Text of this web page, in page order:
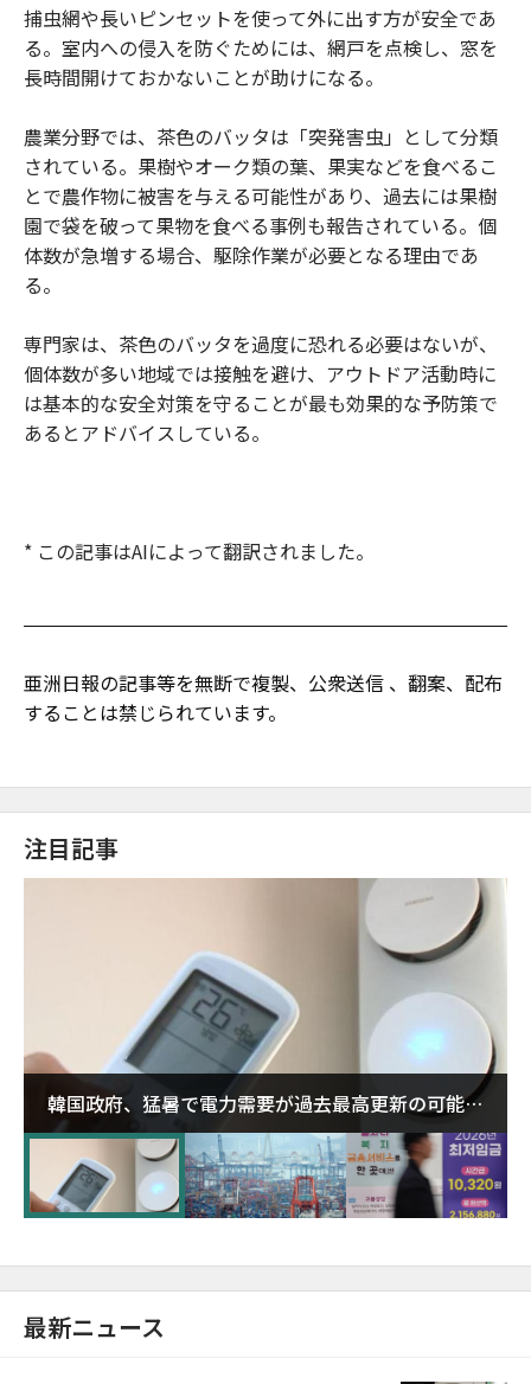
捕虫網や長いピンセットを使って外に出す方が安全であ
る。室内への侵入を防ぐためには、網戸を点検し、窓を
長時間開けておかないことが助けになる。
農業分野では、茶色のバッタは「突発害虫」として分類
されている。果樹やオーク類の葉、果実などを食べるこ
とで農作物に被害を与える可能性があり、過去には果樹
園で袋を破って果物を食べる事例も報告されている。個
体数が急増する場合、駆除作業が必要となる理由であ
る。
専門家は、茶色のバッタを過度に恐れる必要はないが、
個体数が多い地域では接触を避け、アウトドア活動時に
は基本的な安全対策を守ることが最も効果的な予防策で
あるとアドバイスしている。
* この記事はAIによって翻訳されました。
亜洲日報の記事等を無断で複製、公衆送信 、翻案、配布
することは禁じられています。
注目記事
韓国政府、猛暑で電力需要が過去最高更新の可能性
に需給対応体制を点検
最新ニュース